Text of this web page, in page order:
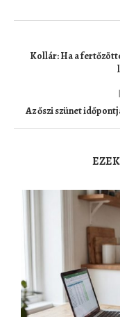
Kollár: Ha a
Az őszi szünet